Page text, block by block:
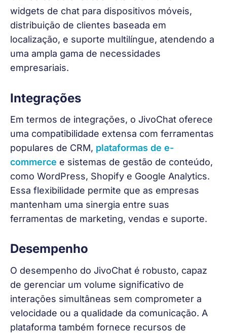
widgets de chat para dispositivos móveis,
distribuição de clientes baseada em
localização, e suporte multilíngue, atendendo a
uma ampla gama de necessidades
empresariais.
Integrações
Em termos de integrações, o JivoChat oferece
uma compatibilidade extensa com ferramentas
populares de CRM, plataformas de e-
commerce e sistemas de gestão de conteúdo,
como WordPress, Shopify e Google Analytics.
Essa flexibilidade permite que as empresas
mantenham uma sinergia entre suas
ferramentas de marketing, vendas e suporte.
Desempenho
O desempenho do JivoChat é robusto, capaz
de gerenciar um volume significativo de
interações simultâneas sem comprometer a
velocidade ou a qualidade da comunicação. A
plataforma também fornece recursos de